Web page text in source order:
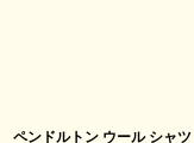
ペンドルトン ウール シャ